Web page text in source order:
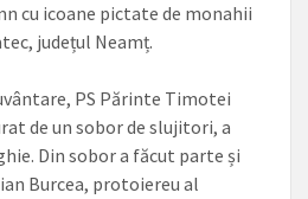
cu icoane pictate de monahii
județul Neamț.
PS Părinte Timotei
de un sobor de slujitori, a
Din sobor a făcut parte și
Burcea, protoiereu al